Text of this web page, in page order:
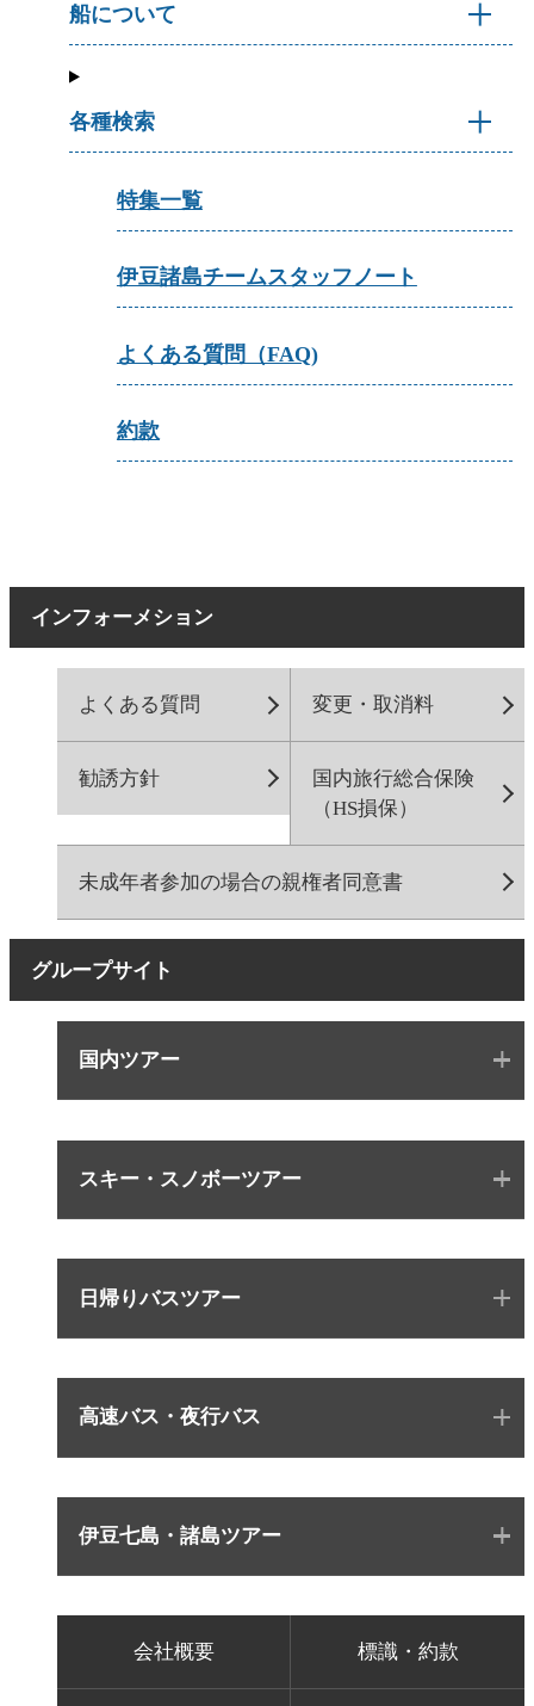
船について
各種検索
特集一覧
伊豆諸島チームスタッフノート
よくある質問（FAQ)
約款
インフォーメション
よくある質問 変更・取消料
勧誘方針
国内旅行総合保険
（HS損保）
未成年者参加の場合の親権者同意書
グループサイト
国内ツアー
スキー・スノボーツアー
日帰りバスツアー
高速バス・夜行バス
伊豆七島・諸島ツアー
会社概要 標識・約款